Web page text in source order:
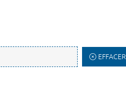
EFFACER